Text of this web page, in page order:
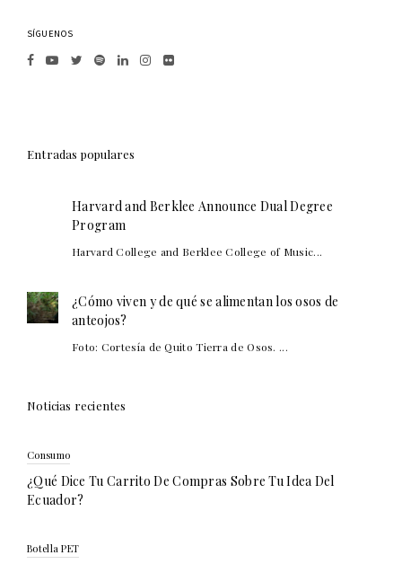
SÍGUENOS
Entradas populares
Harvard and Berklee Announce Dual Degree
Program
Harvard College and Berklee College of Music...
¿Cómo viven y de qué se alimentan los osos de
anteojos?
Foto: Cortesía de Quito Tierra de Osos. ...
Noticias recientes
Consumo
¿Qué Dice Tu Carrito De Compras Sobre Tu Idea Del
Ecuador?
Botella PET